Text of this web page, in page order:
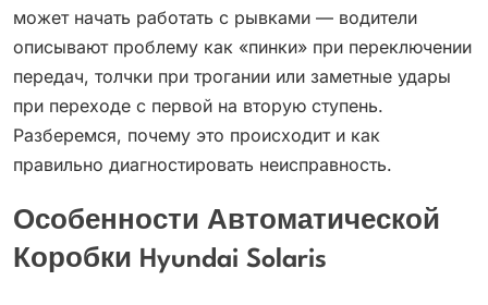
может начать работать с рывками — водители
описывают проблему как «пинки» при переключении
передач, толчки при трогании или заметные удары
при переходе с первой на вторую ступень.
Разберемся, почему это происходит и как
правильно диагностировать неисправность.
Особенности Автоматической
Коробки Hyundai Solaris